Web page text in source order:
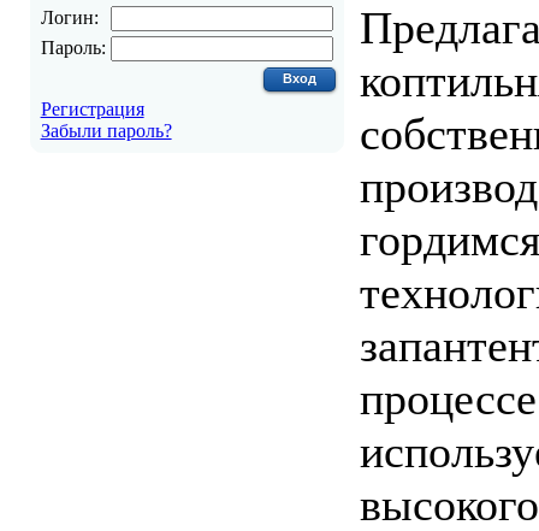
Логин:
Пароль:
Регистрация
Забыли пароль?